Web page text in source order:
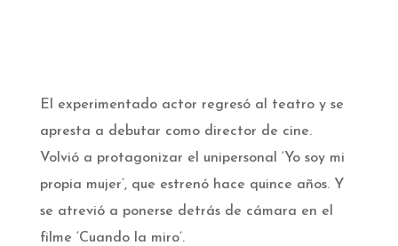
El experimentado actor regresó al teatro y se
apresta a debutar como director de cine.
Volvió a protagonizar el unipersonal ‘Yo soy mi
propia mujer’, que estrenó hace quince años. Y
se atrevió a ponerse detrás de cámara en el
filme ‘Cuando la miro’.